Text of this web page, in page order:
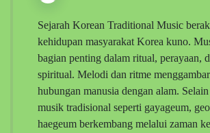
Sejarah Korean Traditional Music
kehidupan masyarakat Korea kuno.
bagian penting dalam ritual, perayaan,
spiritual. Melodi dan ritme
hubungan manusia dengan alam.
musik tradisional seperti gayageum,
haegeum berkembang melalui zaman